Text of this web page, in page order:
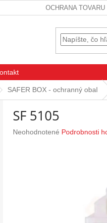
OCHRANA TOVARU
SAFER BOX - ochranný obal
SF 5105
Priemerné
Neohodnotené Podrobnosti